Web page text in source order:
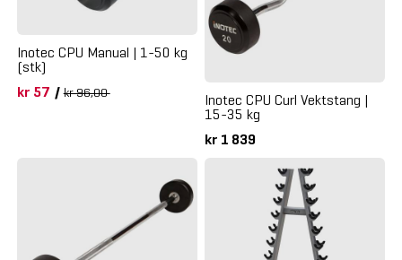
Inotec CPU Manual | 1-50 kg
(stk)
kr 57 / kr 96,00
Inotec CPU Curl Vektstang |
15-35 kg
kr 1 839